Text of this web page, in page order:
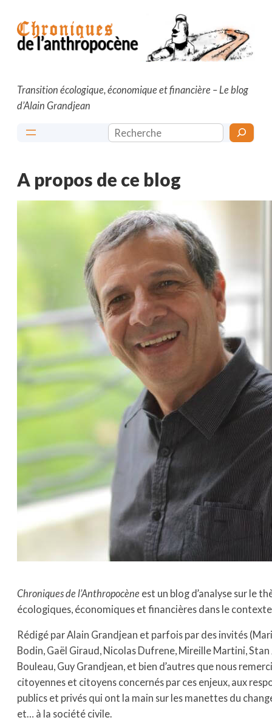
contenu
Transition écologique, économique et financière – Le blog
d’Alain Grandjean
Rechercher
A propos de ce blog
Chroniques de l’Anthropocène est un blog d’analyse sur le
écologiques, économiques et financières dans le
Rédigé par Alain Grandjean et parfois par des invités
Bodin, Gaël Giraud, Nicolas Dufrene, Mireille Martini,
Bouleau, Guy Grandjean, et bien d’autres que nous
citoyennes et citoyens concernés par ces enjeux, aux
publics et privés qui ont la main sur les manettes du
et… à la société civile.